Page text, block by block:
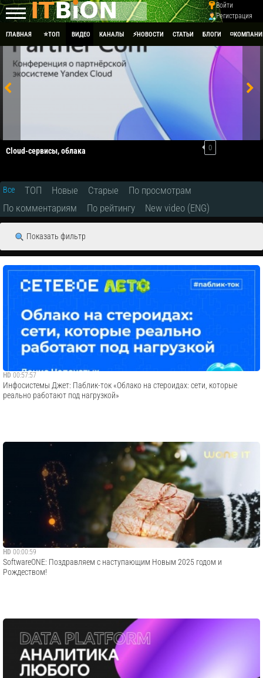
Войти
Регистрация
ГЛАВНАЯ ⭐ТОП ВИДЕО КАНАЛЫ ⚡НОВОСТИ СТАТЬИ БЛОГИ
0
Cloud-сервисы, облака
Все ТОП Новые Старые
По просмотрам
По комментариям
По рейтингу New video (ENG)
Показать фильтр
HD 00:57:57
Инфосистемы Джет: Паблик-ток «Облако на стероидах: сети, которые
реально работают под нагрузкой»
HD 00:00:59
SoftwareONE: Поздравляем с наступающим Новым 2025 годом и
Рождеством!